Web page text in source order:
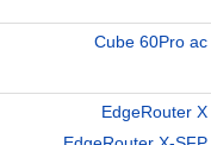
Cube 60Pro ac
EdgeRouter X